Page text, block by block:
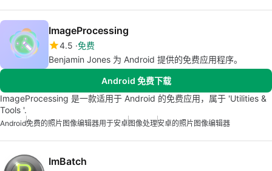
ImageProcessing
4.5 免费
Benjamin Jones 为 Android 提供的免费应用程序。
Android 免费下载
ImageProcessing 是一款适用于 Android 的免费应用，属于 'Utilities &
Tools '.
Android免费的照片图像编辑器用于安卓图像处理安卓的照片图像编辑器
ImBatch